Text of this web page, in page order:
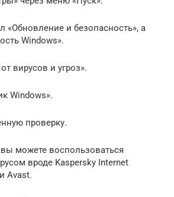
«Обновление и безопасность», а
Windows».
вирусов и угроз».
Windows».
проверку.
можете воспользоваться
вроде Kaspersky Internet
Avast.